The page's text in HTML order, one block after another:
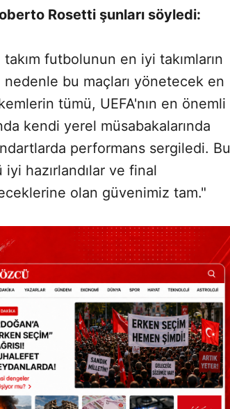
Rosetti şunları söyledi:
futbolunun en iyi takımların
bu maçları yönetecek en
tümü, UEFA'nın en önemli
kendi yerel müsabakalarında
performans sergiledi. Bu
hazırlandılar ve final
olan güvenimiz tam."